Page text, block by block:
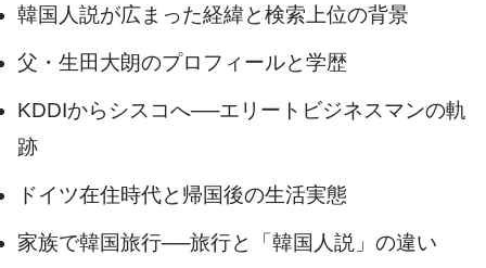
韓国人説が広まった経緯と検索上位の背景
父・生田大朗のプロフィールと学歴
KDDIからシスコへ──エリートビジネスマンの軌
跡
ドイツ在住時代と帰国後の生活実態
家族で韓国旅行──旅行と「韓国人説」の違い